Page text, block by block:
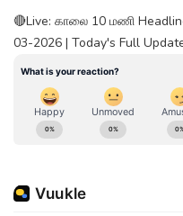
🔴Live: காலை 10 மணி
03-2026 | Today's Full